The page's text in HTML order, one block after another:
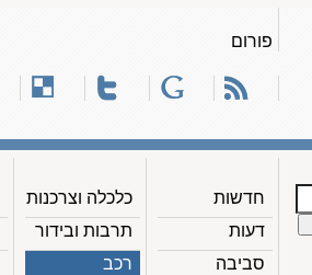
פורום
חדשות
דעות
סביבה
כלכלה וצרכנות
תרבות ובידור
רכב